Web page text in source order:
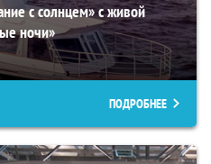
с солнцем» с живой
ночи»
ПОДРОБНЕЕ